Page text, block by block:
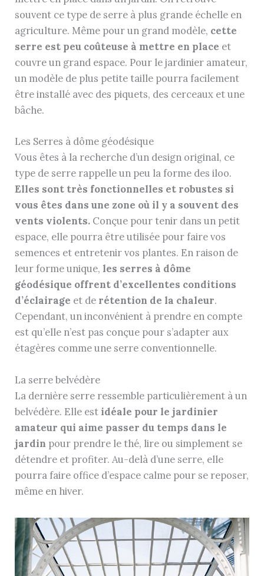
souvent ce type de serre à plus grande échelle en
agriculture. Même pour un grand modèle, cette
serre est peu coûteuse à mettre en place et
couvre un grand espace. Pour le jardinier amateur,
un modèle de plus petite taille pourra facilement
être installé avec des piquets, des cerceaux et une
bâche.
Les Serres à dôme géodésique
Vous êtes à la recherche d’un design original, ce
type de serre rappelle un peu la forme des iloo.
Elles sont très fonctionnelles et robustes si
vous êtes dans une zone où il y a souvent des
vents violents. Conçue pour tenir dans un petit
espace, elle pourra être utilisée pour faire vos
semences et entretenir vos plantes. En raison de
leur forme unique, les serres à dôme
géodésique offrent d’excellentes conditions
d’éclairage et de rétention de la chaleur.
Cependant, un inconvénient à prendre en compte
est qu’elle n’est pas conçue pour s’adapter aux
étagères comme une serre conventionnelle.
La serre belvédère
La dernière serre ressemble particulièrement à un
belvédère. Elle est idéale pour le jardinier
amateur qui aime passer du temps dans le
jardin pour prendre le thé, lire ou simplement se
détendre et profiter. Au-delà d’une serre, elle
pourra faire office d’espace calme pour se reposer,
même en hiver.